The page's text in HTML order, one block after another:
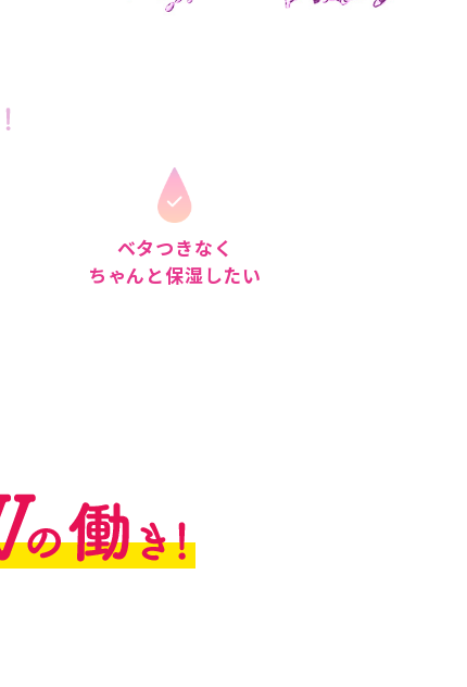
ベタつきなく
ちゃんと保湿したい